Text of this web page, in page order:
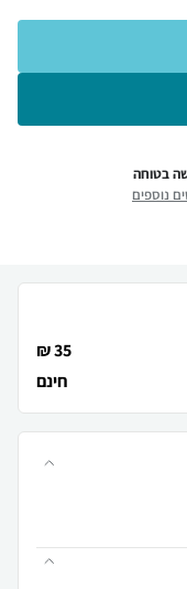
בטוחה
נוספים
35 ₪
חינם